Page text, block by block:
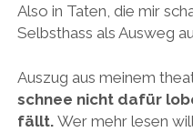
Also in Taten, die mir
Selbsthass als Ausweg
Auszug aus meinem
schnee nicht dafür
fällt. Wer mehr lesen